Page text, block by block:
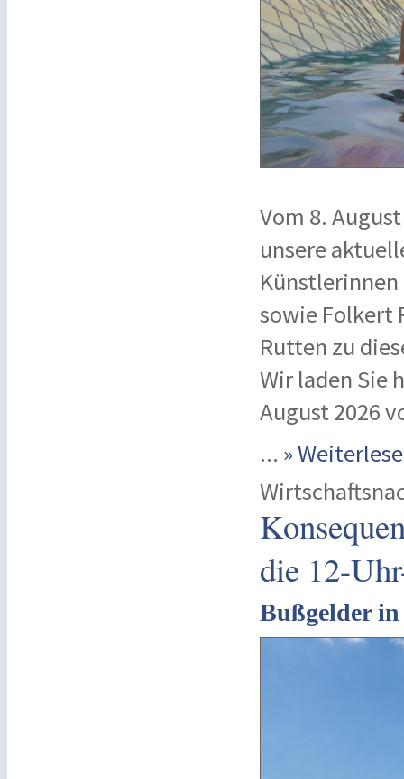
Vom 8.
unsere
Künstlerinnen
sowie Folkert
Rutten zu
Wir laden Sie
August 2026
... »
die 12-
Bußgelder